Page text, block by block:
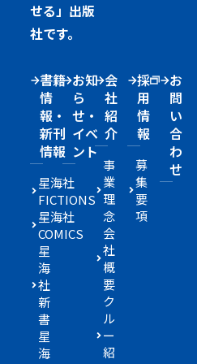
せる」出版
社です。
書籍
情
報・
新刊
情報
星海社
FICTIONS
星海社
COMICS
星
海
社
新
書
星
海
お知
ら
せ・
イベ
ント
会
社
紹
介
事
業
理
念
会
社
概
要
ク
ル
ー
紹
採
用
情
報
募
集
要
項
お
問
い
合
わ
せ